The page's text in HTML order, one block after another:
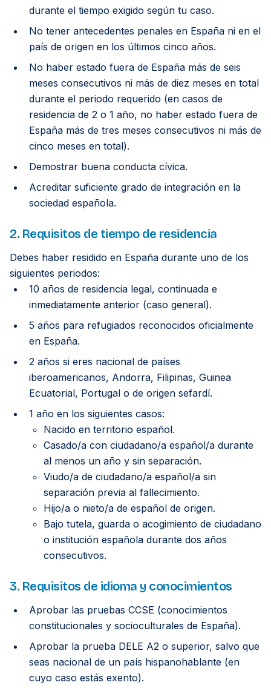
durante el tiempo exigido según tu caso.
No tener antecedentes penales en España ni en el
país de origen en los últimos cinco años.
No haber estado fuera de España más de seis
meses consecutivos ni más de diez meses en total
durante el periodo requerido (en casos de
residencia de 2 o 1 año, no haber estado fuera de
España más de tres meses consecutivos ni más de
cinco meses en total).
Demostrar buena conducta cívica.
Acreditar suficiente grado de integración en la
sociedad española.
2. Requisitos de tiempo de residencia
Debes haber residido en España durante uno de los
siguientes periodos:
10 años de residencia legal, continuada e
inmediatamente anterior (caso general).
5 años para refugiados reconocidos oficialmente
en España.
2 años si eres nacional de países
iberoamericanos, Andorra, Filipinas, Guinea
Ecuatorial, Portugal o de origen sefardí.
1 año en los siguientes casos:
Nacido en territorio español.
Casado/a con ciudadano/a español/a durante
al menos un año y sin separación.
Viudo/a de ciudadano/a español/a sin
separación previa al fallecimiento.
Hijo/a o nieto/a de español de origen.
Bajo tutela, guarda o acogimiento de ciudadano
o institución española durante dos años
consecutivos.
3. Requisitos de idioma y conocimientos
Aprobar las pruebas CCSE (conocimientos
constitucionales y socioculturales de España).
Aprobar la prueba DELE A2 o superior, salvo que
seas nacional de un país hispanohablante (en
cuyo caso estás exento).